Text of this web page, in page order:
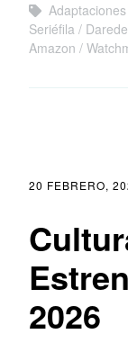
Seriéfila
Amazon
20 FEBRERO,
2026